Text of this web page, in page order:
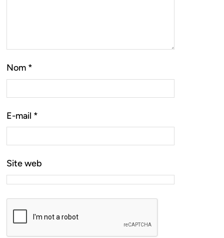
Nom *
E-mail *
Site web